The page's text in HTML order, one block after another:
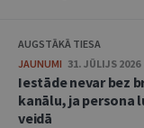
AUGSTĀKĀ TIESA
JAUNUMI 31. JŪLIJS
Iestāde nevar bez
kanālu, ja persona
veidā